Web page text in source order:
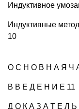
Индуктивное
Индуктивные
10
О С Н О В Н А Я Ч
В В Е Д Е Н И Е 11
Д О К А З А Т Е Л